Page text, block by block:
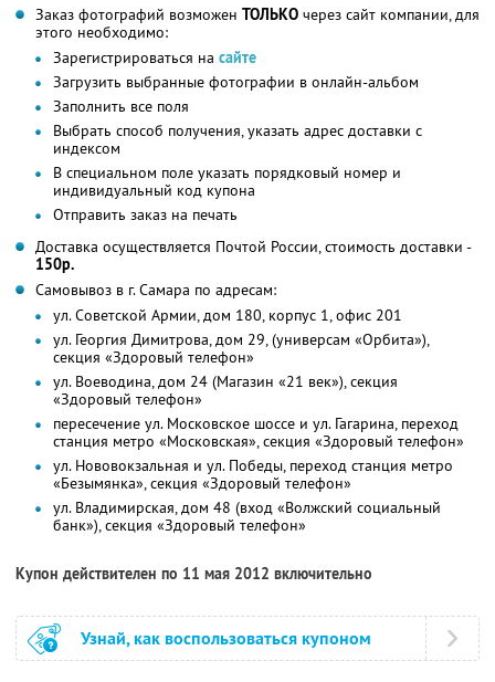
Заказ фотографий возможен ТОЛЬКО через сайт компании, для
этого необходимо:
Зарегистрироваться на сайте
Загрузить выбранные фотографии в онлайн-альбом
Заполнить все поля
Выбрать способ получения, указать адрес доставки с
индексом
В специальном поле указать порядковый номер и
индивидуальный код купона
Отправить заказ на печать
Доставка осуществляется Почтой России, стоимость доставки -
150р.
Самовывоз в г. Самара по адресам:
ул. Советской Армии, дом 180, корпус 1, офис 201
ул. Георгия Димитрова, дом 29, (универсам «Орбита»),
секция «Здоровый телефон»
ул. Воеводина, дом 24 (Магазин «21 век»), секция
«Здоровый телефон»
пересечение ул. Московское шоссе и ул. Гагарина, переход
станция метро «Московская», секция «Здоровый телефон»
ул. Нововокзальная и ул. Победы, переход станция метро
«Безымянка», секция «Здоровый телефон»
ул. Владимирская, дом 48 (вход «Волжский социальный
банк»), секция «Здоровый телефон»
Купон действителен по 11 мая 2012 включительно
Узнай, как воспользоваться купоном